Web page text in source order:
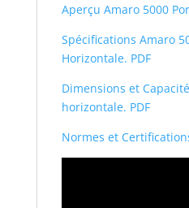
Aperçu Amaro 5000
Spécifications Amaro
Horizontale. PDF
Dimensions et
horizontale. PDF
Normes et